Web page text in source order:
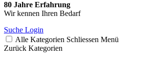
80 Jahre Erfahrung
Wir kennen Ihren Bedarf
Suche Login
Alle Kategorien Schliessen Menü
Zurück Kategorien